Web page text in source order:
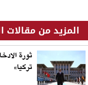
المزيد من مقالات
ثورة
تركيا»